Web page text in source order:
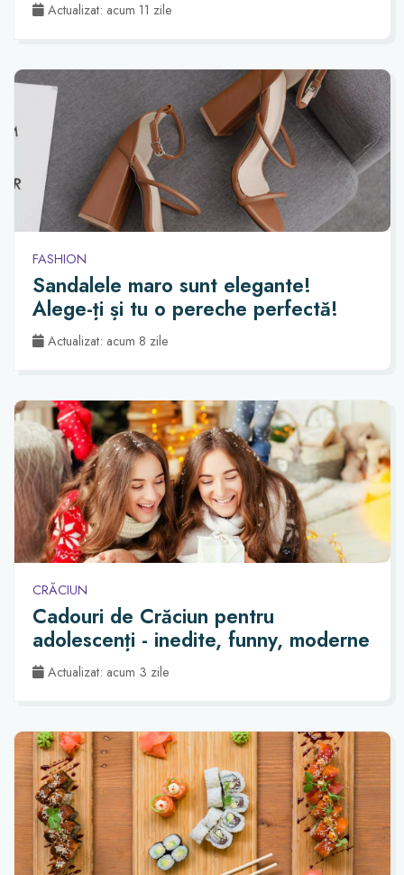
Actualizat: acum 11 zile
FASHION
Sandalele maro sunt elegante!
Alege-ți și tu o pereche perfectă!
Actualizat: acum 8 zile
CRĂCIUN
Cadouri de Crăciun pentru
adolescenți - inedite, funny, moderne
Actualizat: acum 3 zile